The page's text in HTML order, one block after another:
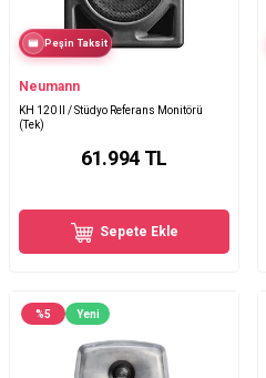
Peşin Taksit
Neumann
KH 120 II / Stüdyo Referans Monitörü
(Tek)
61.994TL
Sepete Ekle
%5 Yeni